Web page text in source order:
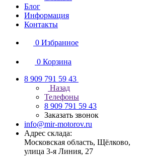
Блог
Информация
Контакты
0 Избранное
0 Корзина
8 909 791 59 43
Назад
Телефоны
8 909 791 59 43
Заказать звонок
info@mir-motorov.ru
Адрес склада:
Московская область, Щёлково,
улица 3-я Линия, 27